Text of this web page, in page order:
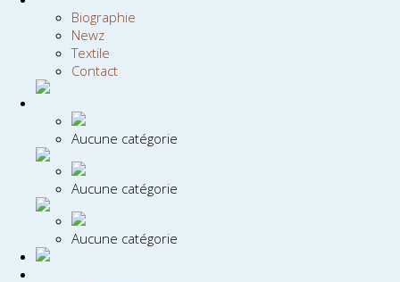
Biographie
Newz
Textile
Contact
Aucune catégorie
Aucune catégorie
Aucune catégorie